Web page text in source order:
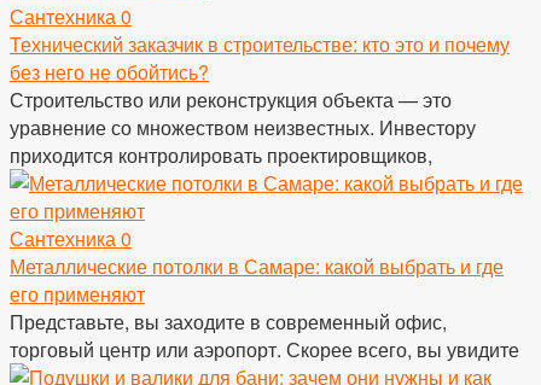
Сантехника 0
Технический заказчик в строительстве: кто это и почему
без него не обойтись?
Строительство или реконструкция объекта — это
уравнение со множеством неизвестных. Инвестору
приходится контролировать проектировщиков,
Сантехника 0
Металлические потолки в Самаре: какой выбрать и где
его применяют
Представьте, вы заходите в современный офис,
торговый центр или аэропорт. Скорее всего, вы увидите